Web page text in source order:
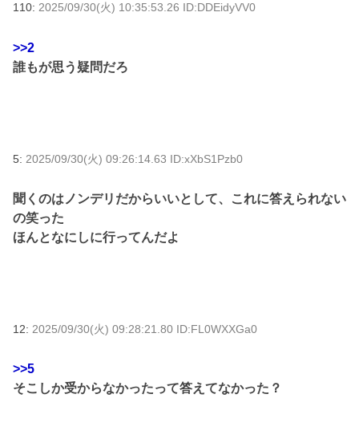
110: 2025/09/30(火) 10:35:53.26 ID:DDEidyVV0
>>2
誰もが思う疑問だろ
5: 2025/09/30(火) 09:26:14.63 ID:xXbS1Pzb0
聞くのはノンデリだからいいとして、これに答えられない
の笑った
ほんとなにしに行ってんだよ
12: 2025/09/30(火) 09:28:21.80 ID:FL0WXXGa0
>>5
そこしか受からなかったって答えてなかった？